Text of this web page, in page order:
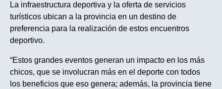
La infraestructura deportiva y la oferta de servicios
turísticos ubican a la provincia en un destino de
preferencia para la realización de estos encuentros
deportivo.
“Estos grandes eventos generan un impacto en los más
chicos, que se involucran más en el deporte con todos
los beneficios que eso genera; además, la provincia tiene